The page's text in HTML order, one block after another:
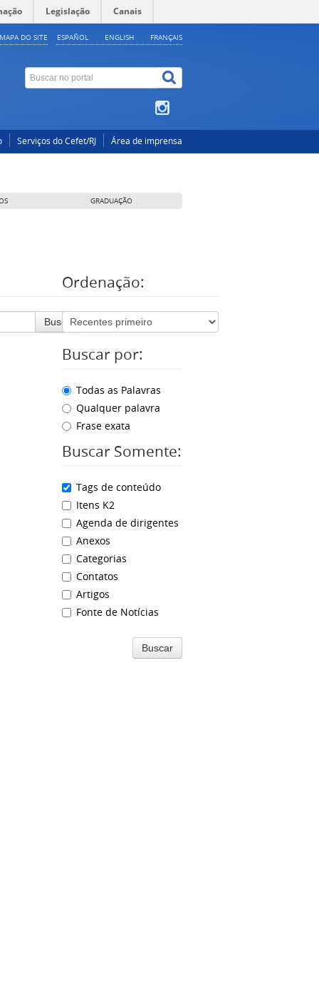
Legislação Canais
ESPAÑOL ENGLISH FRANÇAIS
DO SITE
Serviços do Cefet/RJ Área de imprensa
GRADUAÇÃO
Buscar
Ordenação:
Buscar por:
Todas as Palavras
Qualquer palavra
Frase exata
Buscar Somente:
Tags de conteúdo
Itens K2
Agenda de dirigentes
Anexos
Categorias
Contatos
Artigos
Fonte de Notícias
Buscar